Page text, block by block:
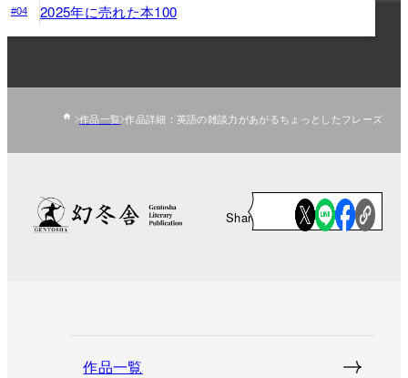
#04 2025年に売れた本100
作品一覧 作品詳細：英語の雑談力があがるちょっとしたフレーズ
Share
作品一覧